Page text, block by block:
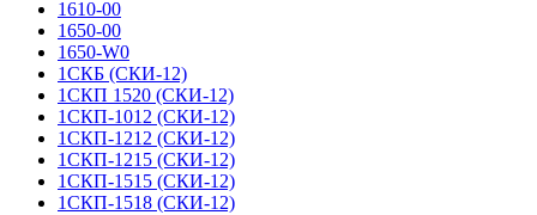
1610-00
1650-00
1650-W0
1СКБ (СКИ-12)
1СКП 1520 (СКИ-12)
1СКП-1012 (СКИ-12)
1СКП-1212 (СКИ-12)
1СКП-1215 (СКИ-12)
1СКП-1515 (СКИ-12)
1СКП-1518 (СКИ-12)